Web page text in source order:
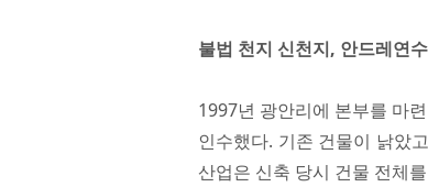
불법 천지 신천지, 안드레연
1997년 광안리에 본부를 마
인수했다. 기존 건물이 낡았
산업은 신축 당시 건물 전체